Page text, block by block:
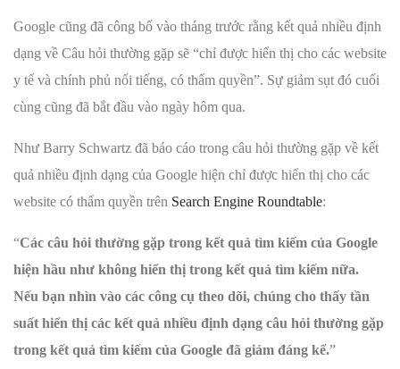
Google cũng đã công bố vào tháng trước rằng kết quả nhiều định
dạng về Câu hỏi thường gặp sẽ “chỉ được hiển thị cho các website
y tế và chính phủ nổi tiếng, có thẩm quyền”. Sự giảm sụt đó cuối
cùng cũng đã bắt đầu vào ngày hôm qua.
Như Barry Schwartz đã báo cáo trong câu hỏi thường gặp về kết
quả nhiều định dạng của Google hiện chỉ được hiển thị cho các
website có thẩm quyền trên Search Engine Roundtable:
“Các câu hỏi thường gặp trong kết quả tìm kiếm của Google
hiện hầu như không hiển thị trong kết quả tìm kiếm nữa.
Nếu bạn nhìn vào các công cụ theo dõi, chúng cho thấy tần
suất hiển thị các kết quả nhiều định dạng câu hỏi thường gặp
trong kết quả tìm kiếm của Google đã giảm đáng kể.”